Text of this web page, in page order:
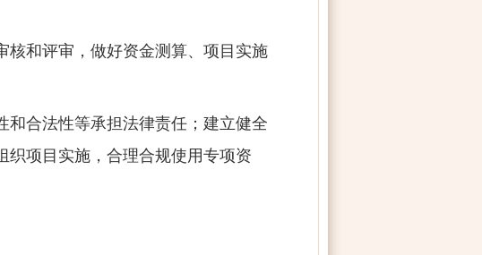
核和评审，做好资金测算、项目实施
和合法性等承担法律责任；建立健全
织项目实施，合理合规使用专项资